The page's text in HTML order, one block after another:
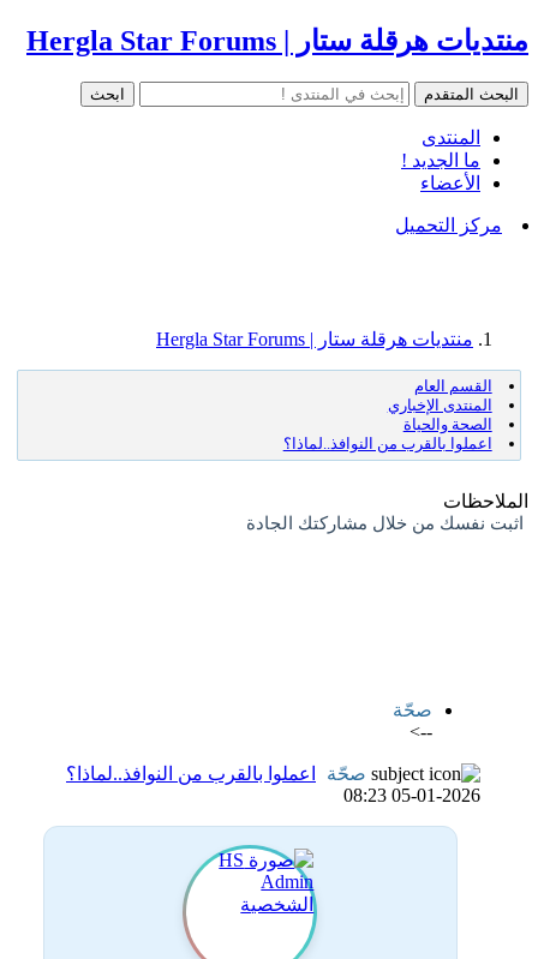
منتديات هرقلة ستار | Hergla Star Forums
المنتدى
ما الجديد !
الأعضاء
مركز التحميل
منتديات هرقلة ستار | Hergla Star Forums
القسم العام
المنتدى الإخباري
الصحة والحياة
اعملوا بالقرب من النوافذ..لماذا؟
الملاحظات
اثبت نفسك من خلال مشاركتك الجادة
صحّة
-->
صحّة
اعملوا بالقرب من النوافذ..لماذا؟
05-01-2026 08:23